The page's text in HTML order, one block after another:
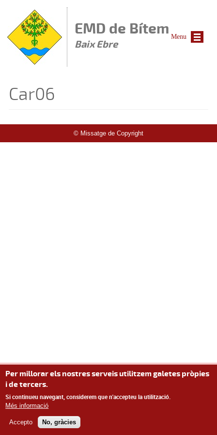
EMD de Bítem
Baix Ebre
Car06
© Missatge de Copyright
Menu
Per millorar els nostres serveis utilitzem galetes pròpies
i de tercers.
Si continueu navegant, considerem que n'accepteu la utilització.
Més informació
Accepto No, gràcies